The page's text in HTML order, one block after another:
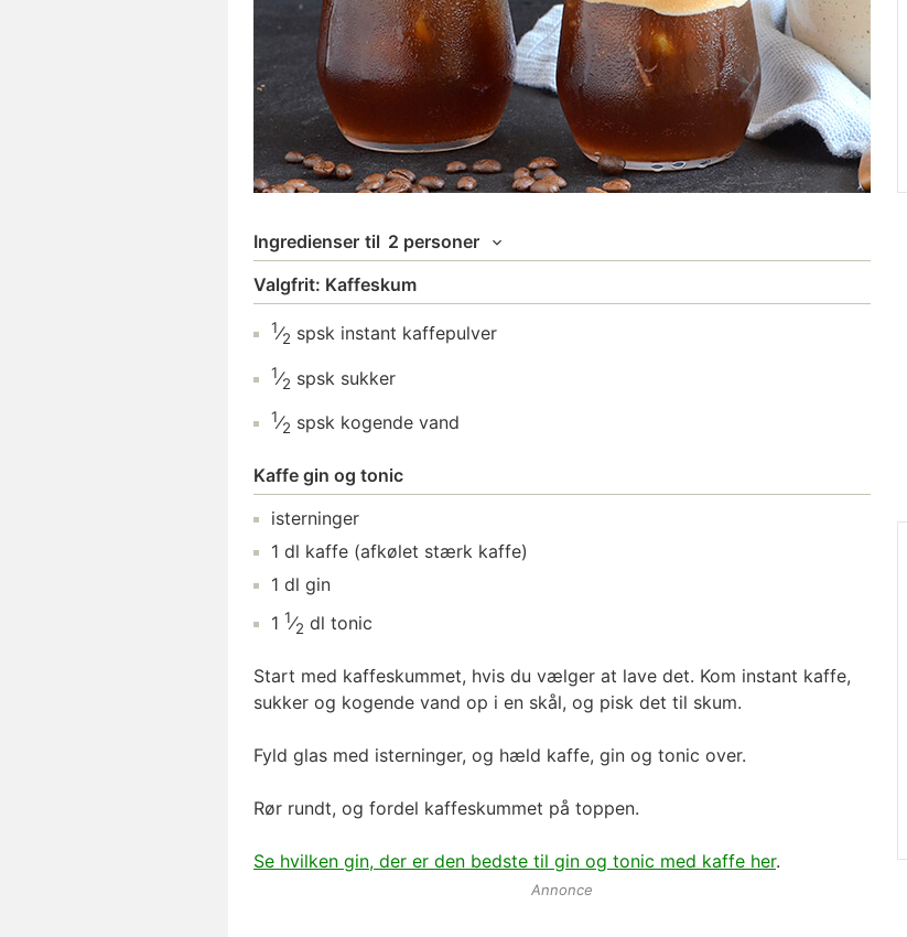
Ingredienser til 2 personer
Valgfrit: Kaffeskum
1⁄2 spsk instant kaffepulver
1⁄2 spsk sukker
1⁄2 spsk kogende vand
Kaffe gin og tonic
isterninger
1 dl kaffe (afkølet stærk kaffe)
1 dl gin
1 1⁄2 dl tonic
Start med kaffeskummet, hvis du vælger at lave det. Kom instant kaffe,
sukker og kogende vand op i en skål, og pisk det til skum.
Fyld glas med isterninger, og hæld kaffe, gin og tonic over.
Rør rundt, og fordel kaffeskummet på toppen.
Se hvilken gin, der er den bedste til gin og tonic med kaffe her.
Annonce